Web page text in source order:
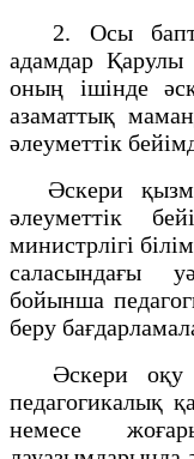
2. Осы
адамдар
оның ішінде
азаматтық
әлеуметтік
Әскери
әлеуметтік
министрлігі
саласындағы
бойынша
беру
Әскери оқу
педагогикалық
немесе